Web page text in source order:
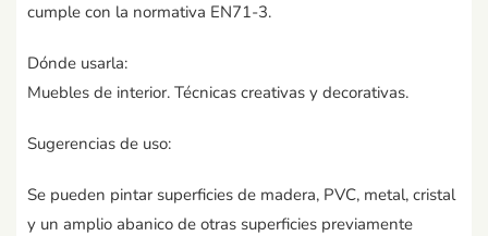
cumple con la normativa EN71-3.
Dónde usarla:
Muebles de interior. Técnicas creativas y decorativas.
Sugerencias de uso:
Se pueden pintar superficies de madera, PVC, metal, cristal
y un amplio abanico de otras superficies previamente